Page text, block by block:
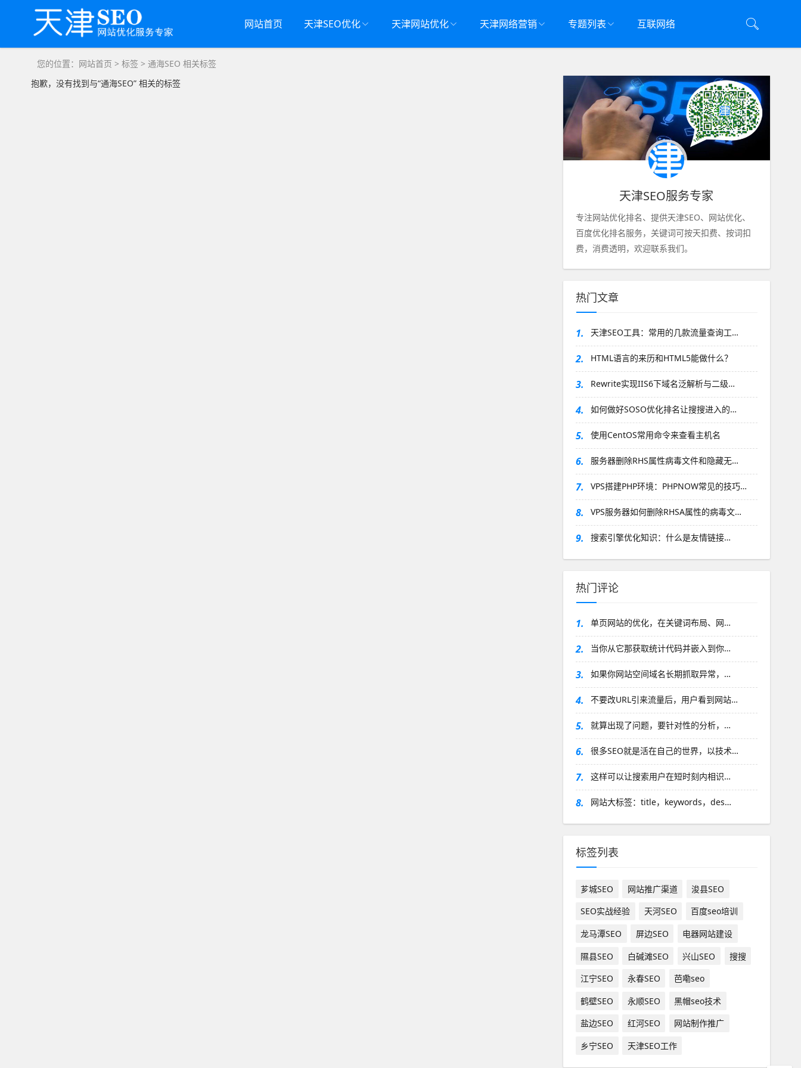
网站首页 天津SEO优化 天津网站优化 天津网络营销 专题列表 互联网络
您的位置： 网站首页 > 标签 > 通海SEO 相关标签
抱歉，没有找到与“通海SEO” 相关的标签
天津SEO服务专家
专注网站优化排名、提供天津SEO、网站优化、
百度优化排名服务，关键词可按天扣费、按词扣
费，消费透明，欢迎联系我们。
热门文章
1. 天津SEO工具：常用的几款流量查询工…
2. HTML语言的来历和HTML5能做什么？
3. Rewrite实现IIS6下域名泛解析与二级…
4. 如何做好SOSO优化排名让搜搜进入的…
5. 使用CentOS常用命令来查看主机名
6. 服务器删除RHS属性病毒文件和隐藏无…
7. VPS搭建PHP环境：PHPNOW常见的技巧…
8. VPS服务器如何删除RHSA属性的病毒文…
9. 搜索引擎优化知识：什么是友情链接…
热门评论
1. 单页网站的优化，在关键词布局、网…
2. 当你从它那获取统计代码并嵌入到你…
3. 如果你网站空间域名长期抓取异常，…
4. 不要改URL引来流量后，用户看到网站…
5. 就算出现了问题，要针对性的分析，…
6. 很多SEO就是活在自己的世界，以技术…
7. 这样可以让搜索用户在短时刻内相识…
8. 网站大标签：title，keywords，des…
标签列表
芗城SEO 网站推广渠道
浚县SEO
SEO实战经验
天河SEO
百度seo培训
龙马潭SEO
屏边SEO
电器网站建设
隰县SEO
白碱滩SEO 兴山SEO
搜搜
江宁SEO
永春SEO
芭嘞seo
鹤壁SEO
永顺SEO
黑帽seo技术
盐边SEO
红河SEO
网站制作推广
乡宁SEO
天津SEO工作